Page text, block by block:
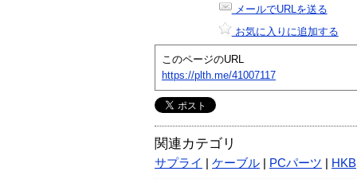
メールでURLを送る
お気に入りに追加する
このページのURL
https://plth.me/41007117
関連カテゴリ
サプライ ケーブル PCパーツ HKB